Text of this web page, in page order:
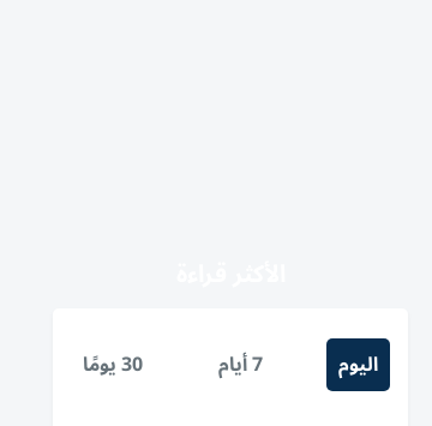
اليوم 7 أيام 30 يومًا